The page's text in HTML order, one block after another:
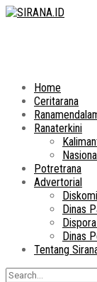
Home
Ceritarana
Ranaterkini
Potretrana
Advertorial
Dinas
Dinas
Tentang